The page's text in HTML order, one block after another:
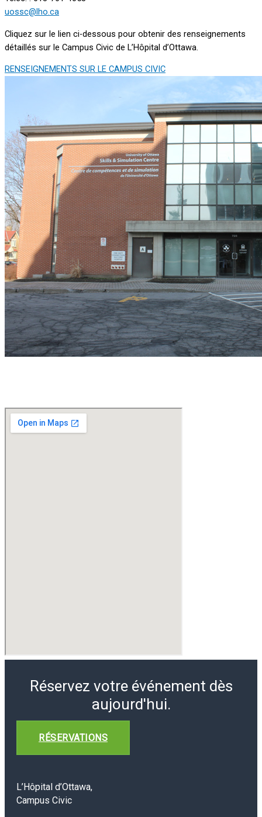
uossc@lho.ca
Cliquez sur le lien ci-dessous pour obtenir des renseignements
détaillés sur le Campus Civic de L’Hôpital d’Ottawa.
RENSEIGNEMENTS SUR LE CAMPUS CIVIC
Réservez votre événement dès
aujourd'hui.
RÉSERVATIONS
L’Hôpital d’Ottawa,
Campus Civic